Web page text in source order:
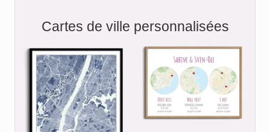
Cartes de ville personnalisées